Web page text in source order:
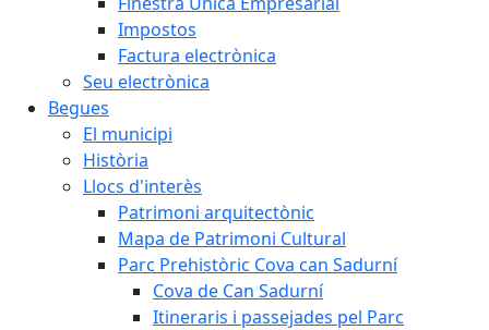
Impostos
Factura electrònica
Seu electrònica
Begues
El municipi
Història
Llocs d'interès
Patrimoni arquitectònic
Mapa de Patrimoni Cultural
Parc Prehistòric Cova can Sadurní
Cova de Can Sadurní
Itineraris i passejades pel Parc